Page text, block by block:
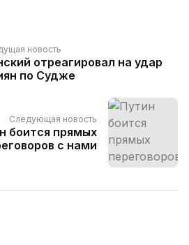
новость
отреагировал на удар
по Судже
Следующая новость
боится прямых
с нами